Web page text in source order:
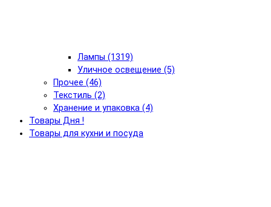
Лампы (1319)
Уличное освещение (5)
Прочее (46)
Текстиль (2)
Хранение и упаковка (4)
Товары Дня !
Товары для кухни и посуда